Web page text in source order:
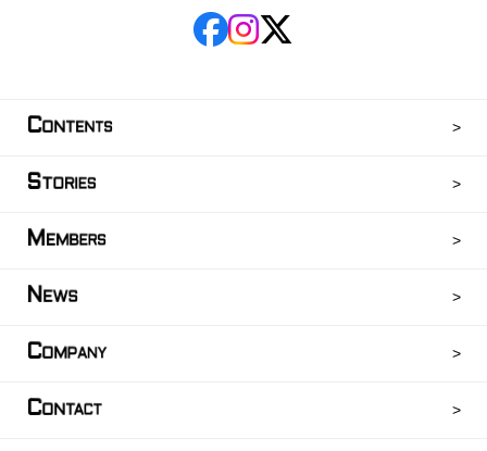
CONTENTS
STORIES
M EMBERS
N EWS
COMPANY
CONTACT